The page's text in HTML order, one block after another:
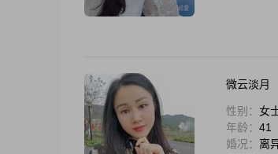
微云淡月
性别： 女
年龄： 41
婚况： 离